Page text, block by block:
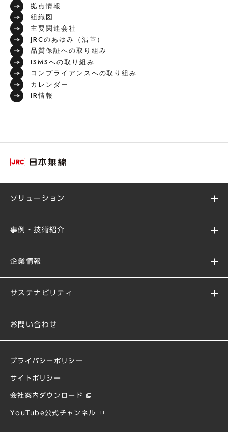
拠点情報
組織図
主要関連会社
JRCのあゆみ（沿革）
品質保証への取り組み
ISMSへの取り組み
コンプライアンスへの取り組み
カレンダー
IR情報
ソリューション
事例・技術紹介
企業情報
サステナビリティ
お問い合わせ
プライバシーポリシー
サイトポリシー
会社案内ダウンロード
YouTube公式チャンネル